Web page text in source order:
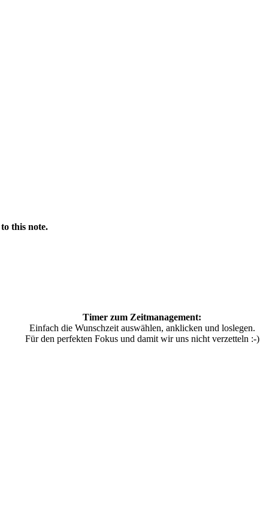
this note.
Timer zum Zeitmanagement:
Einfach die Wunschzeit auswählen, anklicken und loslegen.
Für den perfekten Fokus und damit wir uns nicht verzetteln :-)